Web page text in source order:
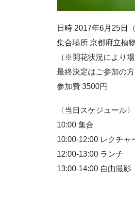
日時 2017年6月25日
集合場所 京都府立植
（※開花状況により
最終決定はご参加の
参加費 3500円
〈当日スケジュール〉
10:00 集合
10:00-12:00 レクチャ
12:00-13:00 ランチ
13:00-14:00 自由撮影